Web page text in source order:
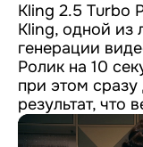
Kling 2.5 Turbo
Kling, одной из
генерации
Ролик на 10
при этом сразу
результат, что